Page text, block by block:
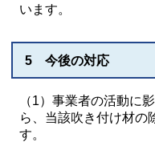
います。
5 今後の対応
（1）事業者の活動に
ら、当該吹き付け材の
す。